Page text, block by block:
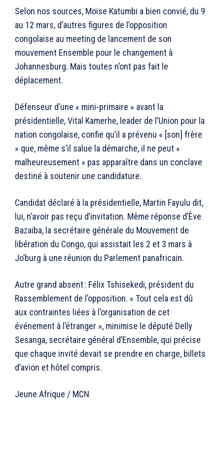
Selon nos sources, Moïse Katumbi a bien convié, du 9
au 12 mars, d’autres figures de l’opposition
congolaise au meeting de lancement de son
mouvement Ensemble pour le changement à
Johannesburg. Mais toutes n’ont pas fait le
déplacement.
Défenseur d’une « mini-primaire » avant la
présidentielle, Vital Kamerhe, leader de l’Union pour la
nation congolaise, confie qu’il a prévenu « [son] frère
» que, même s’il salue la démarche, il ne peut «
malheureusement » pas apparaître dans un conclave
destiné à soutenir une candidature.
Candidat déclaré à la présidentielle, Martin Fayulu dit,
lui, n’avoir pas reçu d’invitation. Même réponse d’Ève
Bazaiba, la secrétaire générale du Mouvement de
libération du Congo, qui assistait les 2 et 3 mars à
Jo’burg à une réunion du Parlement panafricain.
Autre grand absent : Félix Tshisekedi, président du
Rassemblement de l’opposition. « Tout cela est dû
aux contraintes liées à l’organisation de cet
événement à l’étranger », minimise le député Delly
Sesanga, secrétaire général d’Ensemble, qui précise
que chaque invité devait se prendre en charge, billets
d’avion et hôtel compris.
Jeune Afrique / MCN